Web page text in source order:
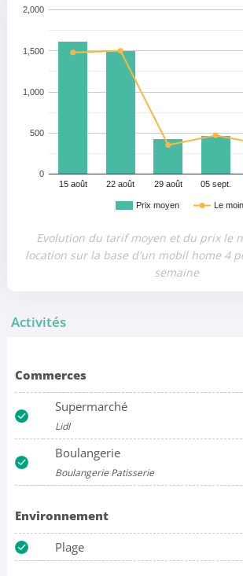
Prix moyen Le
15 août 22 août 29 août 05 sept.
0
500
1,000
1,500
2,000
Evolution du tarif moyen et du prix le
location sur la base d'un mobil home 4
semaine
Activités
Commerces
Supermarché
Lidl
Boulangerie
Boulangerie Patisserie
Environnement
Plage